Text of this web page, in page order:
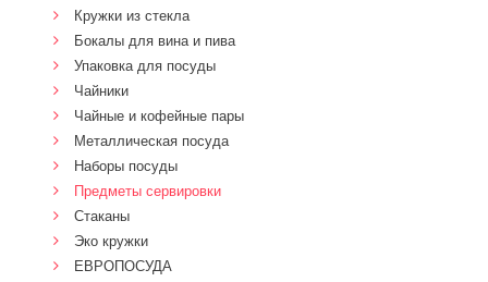
Кружки из стекла
Бокалы для вина и пива
Упаковка для посуды
Чайники
Чайные и кофейные пары
Металлическая посуда
Наборы посуды
Предметы сервировки
Стаканы
Эко кружки
ЕВРОПОСУДА